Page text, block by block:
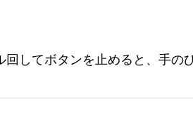
してボタンを止めると、手